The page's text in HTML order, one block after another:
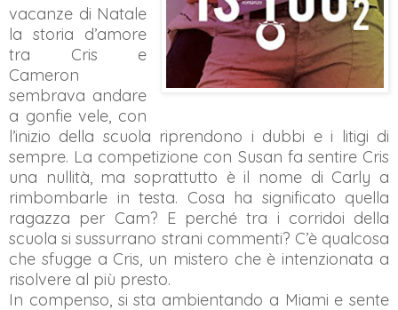
vacanze di Natale
la storia d’amore
tra Cris e
Cameron
sembrava andare
a gonfie vele, con
l’inizio della scuola riprendono i dubbi e i litigi di
sempre. La competizione con Susan fa sentire Cris
una nullità, ma soprattutto è il nome di Carly a
rimbombarle in testa. Cosa ha significato quella
ragazza per Cam? E perché tra i corridoi della
scuola si sussurrano strani commenti? C’è qualcosa
che sfugge a Cris, un mistero che è intenzionata a
risolvere al più presto.
In compenso, si sta ambientando a Miami e sente